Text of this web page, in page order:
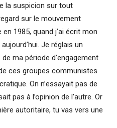
la suspicion sur tout
sur le mouvement
1985, quand j’ai écrit mon
Je réglais un
ma période d’engagement
ces groupes communistes
On n’essayait pas de
pas à l’opinion de l’autre. Or
autoritaire, tu vas vers une